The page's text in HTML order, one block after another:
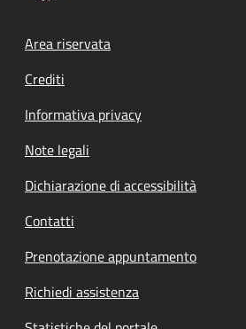
Footer menu
Area riservata
Crediti
Informativa privacy
Note legali
Dichiarazione di accessibilità
Contatti
Prenotazione appuntamento
Richiedi assistenza